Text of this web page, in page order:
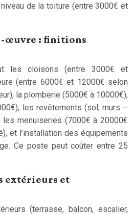
de la toiture (entre 3000€ et
œuvre : finitions
les cloisons (entre 3000€ et
(entre 6000€ et 12000€ selon
la plomberie (5000€ à 10000€),
les revêtements (sol, murs –
menuiseries (7000€ à 20000€
et l’installation des équipements
Ce poste peut coûter entre 25
extérieurs et
(terrasse, balcon, escalier,